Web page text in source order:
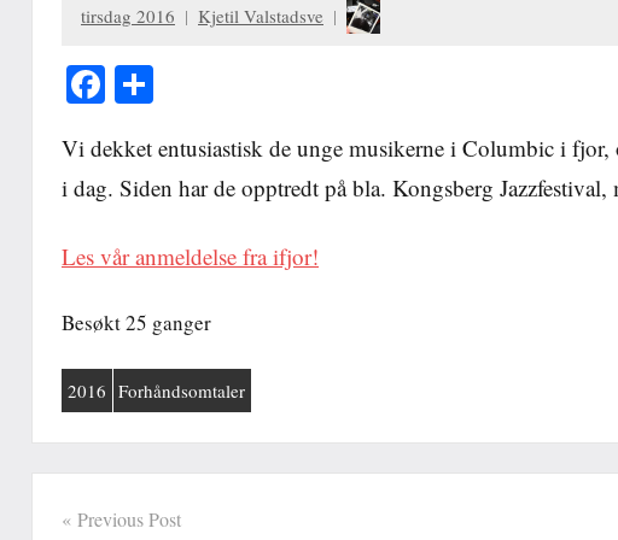
tirsdag 2016 Kjetil Valstadsve
Facebook
Vi dekket entusiastisk de unge musikerne i Columbic i
i dag. Siden har de opptredt på bla. Kongsberg
Les vår anmeldelse fra ifjor!
Besøkt 25 ganger
2016 Forhåndsomtaler
Innleggsnavigasjon
Previous Post